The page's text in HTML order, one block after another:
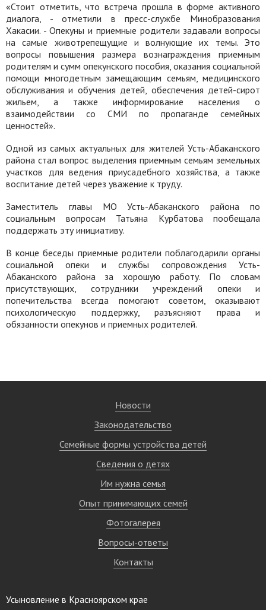
«Стоит отметить, что встреча прошла в форме активного
диалога, - отметили в пресс-службе Минобразования
Хакасии. - Опекуны и приемные родители задавали вопросы
на самые животрепещущие и волнующие их темы. Это
вопросы повышения размера вознаграждения приемным
родителям и сумм опекунского пособия, оказания социальной
помощи многодетным замещающим семьям, медицинского
обслуживания и обучения детей, обеспечения детей-сирот
жильем, а также информирование населения о
взаимодействии со СМИ по пропаганде семейных
ценностей».
Одной из самых актуальных для жителей Усть-Абаканского
района стал вопрос выделения приемным семьям земельных
участков для ведения приусадебного хозяйства, а также
воспитание детей через уважение к труду.
Заместитель главы МО Усть-Абаканского района по
социальным вопросам Татьяна Курбатова пообещала
поддержать эту инициативу.
В конце беседы приемные родители поблагодарили органы
социальной опеки и службы сопровождения Усть-
Абаканского района за хорошую работу. По словам
присутствующих, сотрудники учреждений опеки и
попечительства всегда помогают советом, оказывают
психологическую поддержку, разъясняют права и
обязанности опекунов и приемных родителей.
Новости
Законодательство
Семейные формы устройства детей
Сведения о детях
Им нужна семья
Опыт принимающих семей
Фотогалерея
Вопросы-ответы
Контакты
Усыновление в Красноярском крае